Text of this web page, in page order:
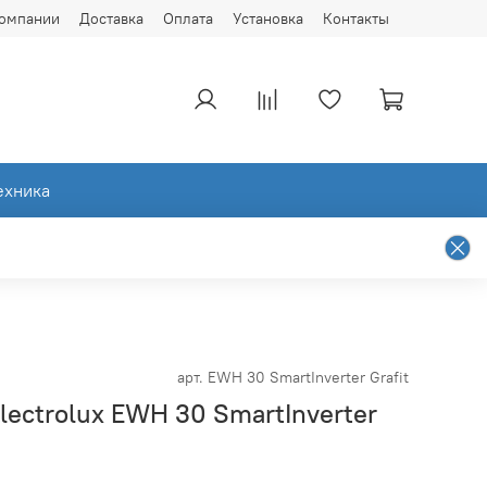
Доставка Оплата Установка Контакты
арт. EWH 30 SmartInverter Grafit
EWH 30 SmartInverter